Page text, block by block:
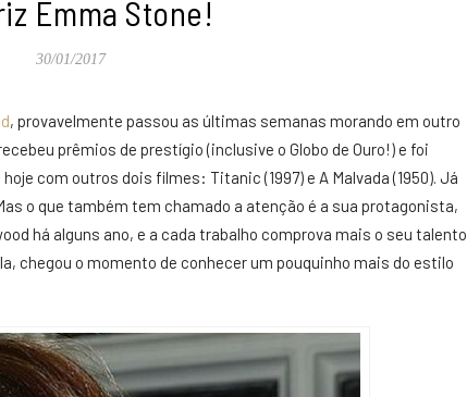
Emma Stone!
30/01/2017
, provavelmente passou as últimas semanas morando em outro
prêmios de prestígio (inclusive o Globo de Ouro!) e foi
com outros dois filmes: Titanic (1997) e A Malvada (1950). Já
o que também tem chamado a atenção é a sua protagonista,
há alguns ano, e a cada trabalho comprova mais o seu talento
chegou o momento de conhecer um pouquinho mais do estilo